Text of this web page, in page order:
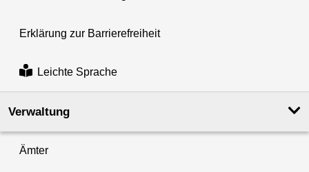
Erklärung zur Barrierefreiheit
Leichte Sprache
Verwaltung
Ämter